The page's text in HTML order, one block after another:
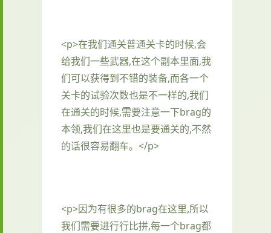
<p>在我们通关普通关卡的时候,会
给我们一些武器,在这个副本里面,我
们可以获得到不错的装备,而各一个
关卡的试验次数也是不一样的,我们
在通关的时候,需要注意一下brag的
本领,我们在这里也是要通关的,不然
的话很容易翻车。</p>
<p>因为有很多的brag在这里,所以
我们需要进行行比拼,每一个brag都